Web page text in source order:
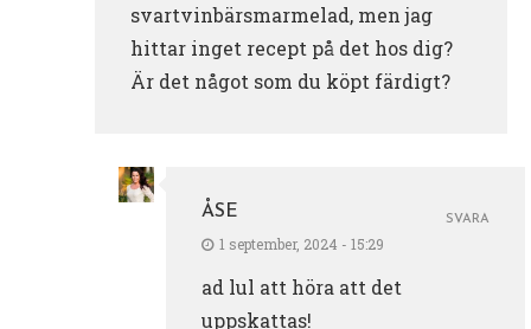
svartvinbärsmarmelad, men jag
hittar inget recept på det hos dig?
Är det något som du köpt färdigt?
ÅSE
1 september, 2024 - 15:29
ad lul att höra att det
uppskattas!
SVARA